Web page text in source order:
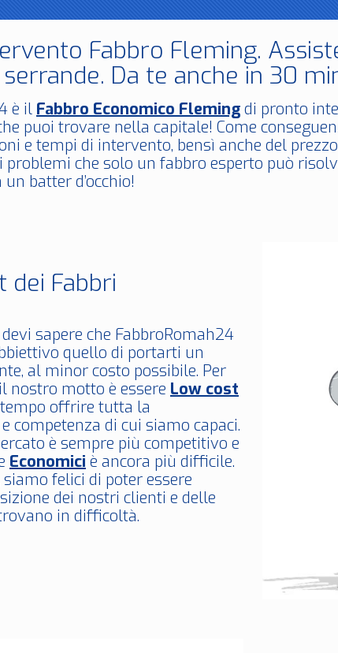
Fabbro Fleming.
Da te anche in 30
è il Fabbro Economico Flemingdi pronto
puoi trovare nella capitale! Come
e tempi di intervento, bensì anche del
problemi che solo un fabbro esperto può
batter d’occhio!
dei Fabbri
sapere che FabbroRomah24
quello di portarti un
al minor costo possibile. Per
nostro motto è essere Low cost
offrire tutta la
competenza di cui siamo capaci.
è sempre più competitivo e
Economici è ancora più difficile.
felici di poter essere
dei nostri clienti e delle
in difficoltà.